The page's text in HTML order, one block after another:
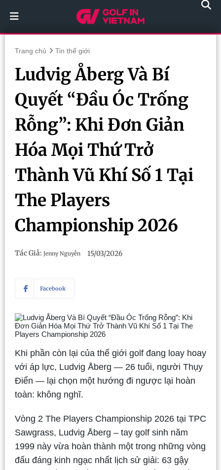
Trang chủ Tin thế giới
Ludvig Åberg Và Bí
Quyết “Đầu Óc Trống
Rỗng”: Khi Đơn Giản
Hóa Mọi Thứ Trở
Thành Vũ Khí Số 1 Tại
The Players
Championship 2026
Tác Giả: Jenny Nguyễn 15/03/2026
Facebook
Khi phần còn lại của thế giới golf đang loay hoay
với áp lực, Ludvig Åberg — 26 tuổi, người Thụy
Điển — lại chọn một hướng đi ngược lại hoàn
toàn: không nghĩ.
Vòng 2 The Players Championship 2026 tại TPC
Sawgrass, Ludvig Åberg – tay golf sinh năm
1999 này vừa hoàn thành một trong những vòng
đấu đáng kinh ngạc nhất lịch sử giải: 63 gậy